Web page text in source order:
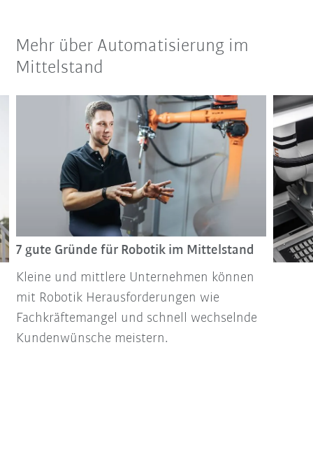
Mehr über Automatisierung im
Mittelstand
7 gute Gründe für Robotik im Mittelstand
Kleine und mittlere Unternehmen können
mit Robotik Herausforderungen wie
Fachkräftemangel und schnell wechselnde
Kundenwünsche meistern.